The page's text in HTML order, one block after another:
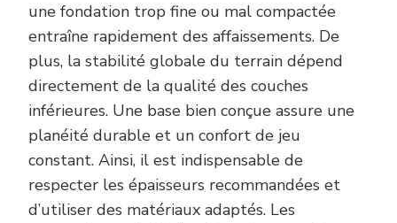
une fondation trop fine ou mal compactée
entraîne rapidement des affaissements. De
plus, la stabilité globale du terrain dépend
directement de la qualité des couches
inférieures. Une base bien conçue assure une
planéité durable et un confort de jeu
constant. Ainsi, il est indispensable de
respecter les épaisseurs recommandées et
d’utiliser des matériaux adaptés. Les